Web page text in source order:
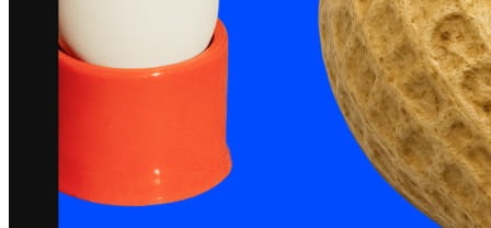
Clientes
Personal
Square Terminal